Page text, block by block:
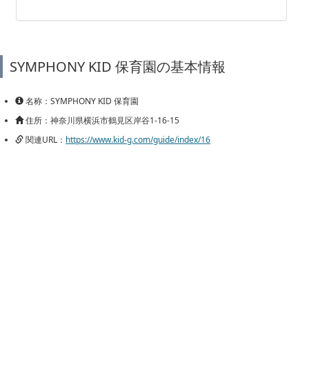
SYMPHONY KID 保育園の基本情報
名称：SYMPHONY KID 保育園
住所：神奈川県横浜市鶴見区岸谷1-16-15
関連URL： https://www.kid-g.com/guide/index/16